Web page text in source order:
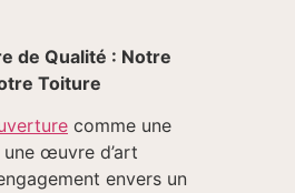
de Qualité : Notre
Toiture
comme une
œuvre d’art
envers un